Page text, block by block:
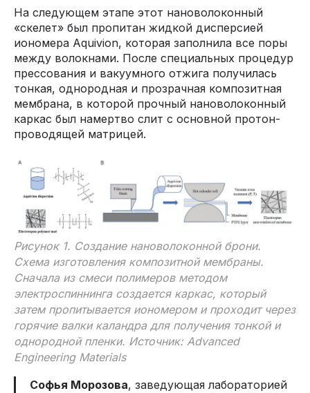
На следующем этапе этот нановолоконный
«скелет» был пропитан жидкой дисперсией
иономера Aquivion, которая заполнила все поры
между волокнами. После специальных процедур
прессования и вакуумного отжига получилась
тонкая, однородная и прозрачная композитная
мембрана, в которой прочный нановолоконный
каркас был намертво слит с основной протон-
проводящей матрицей.
Рисунок 1. Создание нановолоконной брони.
Схема изготовления композитной мембраны.
Сначала из смеси полимеров методом
электроспиннинга создается каркас, который
затем пропитывается иономером и проходит через
горячие валки каландра для получения тонкой и
однородной пленки. Источник: Advanced
Engineering Materials
Софья Морозова, заведующая лабораторией